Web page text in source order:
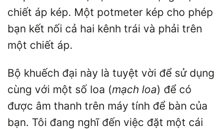
chiết áp kép. Một potmeter kép cho phép
bạn kết nối cả hai kênh trái và phải trên
một chiết áp.
Bộ khuếch đại này là tuyệt vời để sử dụng
cùng với một số loa (mạch loa) để có
được âm thanh trên máy tính để bàn của
bạn. Tôi đang nghĩ đến việc đặt một cái